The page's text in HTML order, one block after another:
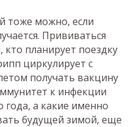
тоже можно, если
Прививаться
кто планирует поездку
циркулирует с
получать вакцину
к инфекции
года, а какие именно
будущей зимой, еще